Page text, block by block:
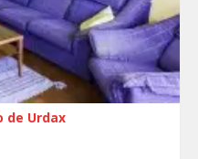
de Urdax